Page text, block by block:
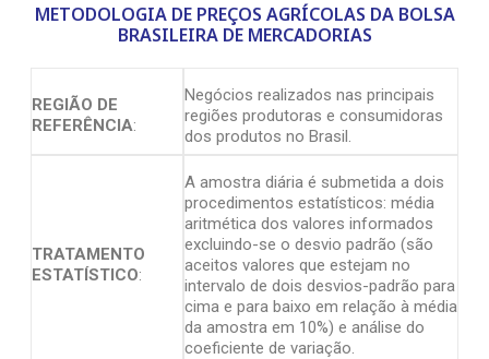
METODOLOGIA DE PREÇOS AGRÍCOLAS DA BOLSA
BRASILEIRA DE MERCADORIAS
REGIÃO DE
REFERÊNCIA:
Negócios realizados nas principais
regiões produtoras e consumidoras
dos produtos no Brasil.
TRATAMENTO
ESTATÍSTICO:
A amostra diária é submetida a dois
procedimentos estatísticos: média
aritmética dos valores informados
excluindo-se o desvio padrão (são
aceitos valores que estejam no
intervalo de dois desvios-padrão para
cima e para baixo em relação à média
da amostra em 10%) e análise do
coeficiente de variação.